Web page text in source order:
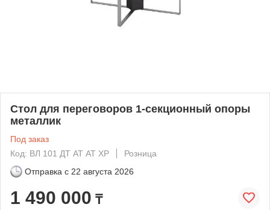
Стол для переговоров 1-секционный опоры
металлик
Под заказ
Код: ВЛ 101 ДТ АТ АТ ХР
Розница
Отправка с 22 августа 2026
1 490 000 ₸